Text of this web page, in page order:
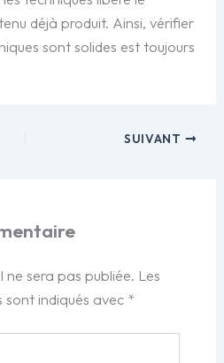
déjà produit. Ainsi, vérifier
sont solides est toujours
SUIVANT
ne sera pas publiée. Les
indiqués avec *